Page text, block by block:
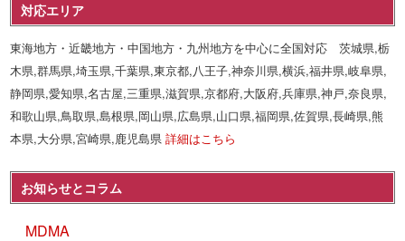
対応エリア
東海地方・近畿地方・中国地方・九州地方を中心に全国対応 茨城県,栃
木県,群馬県,埼玉県,千葉県,東京都,八王子,神奈川県,横浜,福井県,岐阜県,
静岡県,愛知県,名古屋,三重県,滋賀県,京都府,大阪府,兵庫県,神戸,奈良県,
和歌山県,鳥取県,島根県,岡山県,広島県,山口県,福岡県,佐賀県,長崎県,熊
本県,大分県,宮崎県,鹿児島県詳細はこちら
お知らせとコラム
MDMA